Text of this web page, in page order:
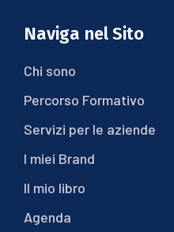
Naviga nel Sito
Chi sono
Percorso Formativo
Servizi per le aziende
I miei Brand
Il mio libro
Agenda